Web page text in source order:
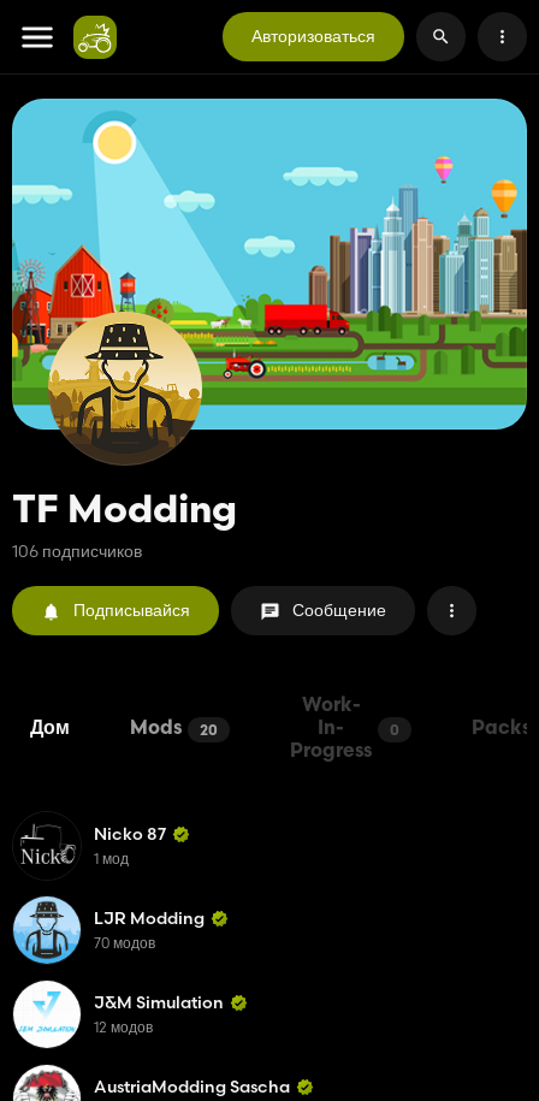
Авторизоваться
TF Modding
106 подписчиков
Подписывайся Сообщение
Дом Mods 20
Work-
In-
Progress
0 Packs
Nicko 87
1 мод
LJR Modding
70 модов
J&M Simulation
12 модов
AustriaModding Sascha